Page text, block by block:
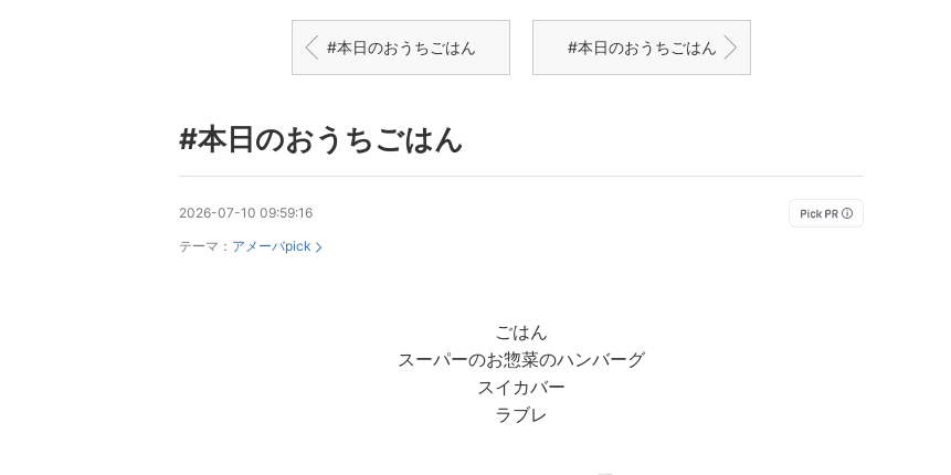
#本日のおうちごはん #本日のおうちごはん
#本日のおうちごはん
2026-07-10 09:59:16
テーマ： アメーバpick
ごはん
スーパーのお惣菜のハンバーグ
スイカバー
ラブレ